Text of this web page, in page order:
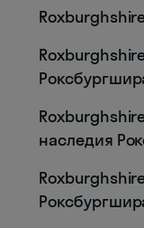
наследия